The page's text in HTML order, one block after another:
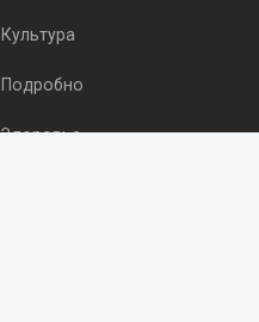
Культура
Подробно
Здоровье